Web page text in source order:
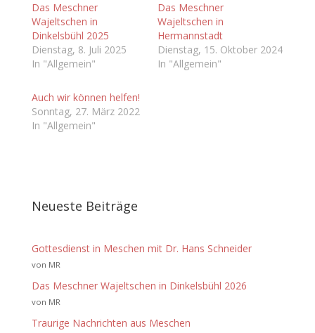
Das Meschner
Wajeltschen in
Dinkelsbühl 2025
Dienstag, 8. Juli 2025
In "Allgemein"
Das Meschner
Wajeltschen in
Hermannstadt
Dienstag, 15. Oktober 2024
In "Allgemein"
Auch wir können helfen!
Sonntag, 27. März 2022
In "Allgemein"
Neueste Beiträge
Gottesdienst in Meschen mit Dr. Hans Schneider
von MR
Das Meschner Wajeltschen in Dinkelsbühl 2026
von MR
Traurige Nachrichten aus Meschen